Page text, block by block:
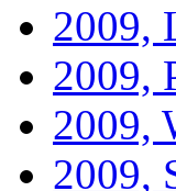
2009,
2009,
2009,
2009,